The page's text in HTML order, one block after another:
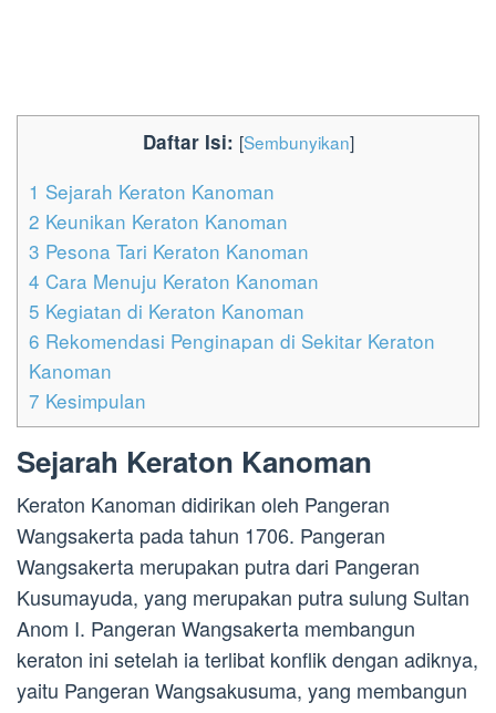
Daftar Isi: [Sembunyikan]
1 Sejarah Keraton Kanoman
2 Keunikan Keraton Kanoman
3 Pesona Tari Keraton Kanoman
4 Cara Menuju Keraton Kanoman
5 Kegiatan di Keraton Kanoman
6 Rekomendasi Penginapan di Sekitar Keraton
Kanoman
7 Kesimpulan
Sejarah Keraton Kanoman
Keraton Kanoman didirikan oleh Pangeran
Wangsakerta pada tahun 1706. Pangeran
Wangsakerta merupakan putra dari Pangeran
Kusumayuda, yang merupakan putra sulung Sultan
Anom I. Pangeran Wangsakerta membangun
keraton ini setelah ia terlibat konflik dengan adiknya,
yaitu Pangeran Wangsakusuma, yang membangun